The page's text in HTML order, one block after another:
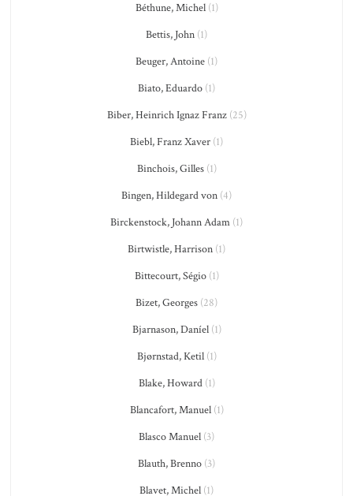
Béthune, Michel(1)
Bettis, John (1)
Beuger, Antoine (1)
Biato, Eduardo (1)
Biber, Heinrich Ignaz Franz(25)
Biebl, Franz Xaver (1)
Binchois, Gilles(1)
Bingen, Hildegard von (4)
Birckenstock, Johann Adam (1)
Birtwistle, Harrison (1)
Bittecourt, Ségio(1)
Bizet, Georges (28)
Bjarnason, Daníel(1)
Bjørnstad, Ketil(1)
Blake, Howard(1)
Blancafort, Manuel(1)
Blasco Manuel (3)
Blauth, Brenno (3)
Blavet, Michel (1)